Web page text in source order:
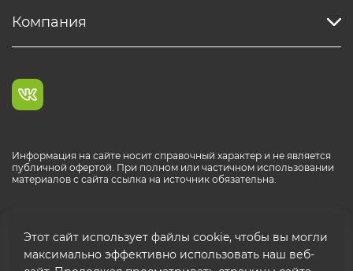
Компания
Информация на сайте носит справочный характер и не является
публичной офертой. При полном или частичном использовании
материалов с сайта ссылка на источник обязательна.
Этот сайт использует файлы cookie, чтобы вы могли
максимально эффективно использовать наш веб-